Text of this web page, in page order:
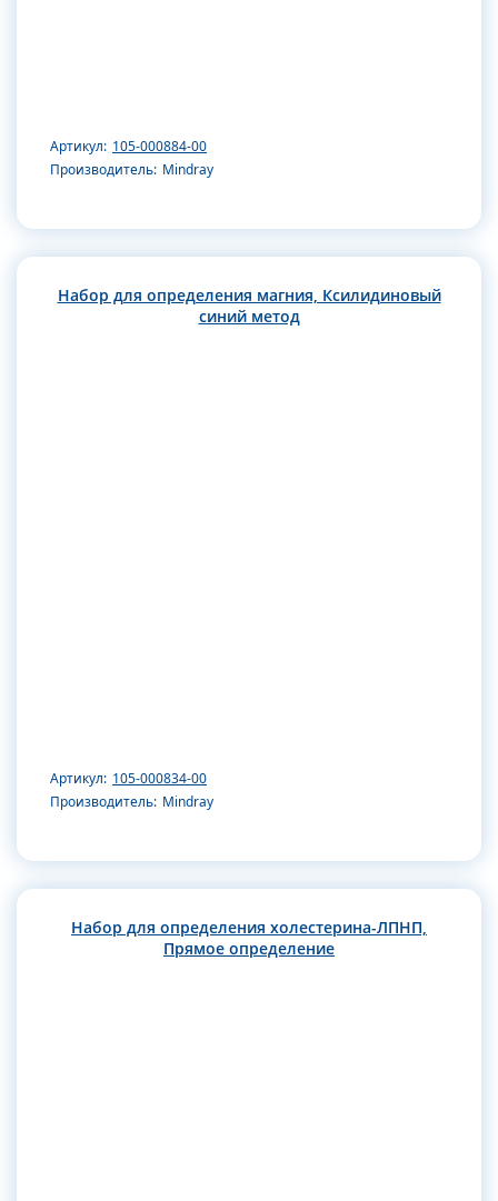
Артикул: 105-000884-00
Производитель: Mindray
Набор для определения магния, Ксилидиновый
синий метод
Артикул: 105-000834-00
Производитель: Mindray
Набор для определения холестерина-ЛПНП,
Прямое определение